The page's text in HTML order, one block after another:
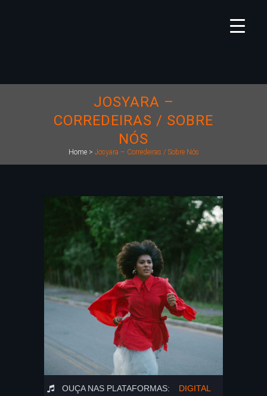
JOSYARA –
CORREDEIRAS / SOBRE
NÓS
Home> Josyara – Corredeiras / Sobre Nós
OUÇA NAS PLATAFORMAS: DIGITAL